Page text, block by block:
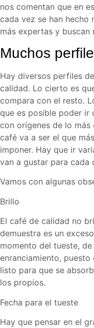
nos comentan que en
cada vez se han hecho
más expertas y buscan
Muchos
Hay diversos perfiles
calidad. Lo cierto es
compara con el resto.
que es posible poder ir
con orígenes de lo
café va a ser el que
imponer. Hay que ir
van a gustar para cada
Vamos con algunas
Brillo
El café de calidad no
demuestra es un
momento del tueste,
enranciamiento,
listo para que se
los propios.
Fecha para el tueste
Hay que pensar en el